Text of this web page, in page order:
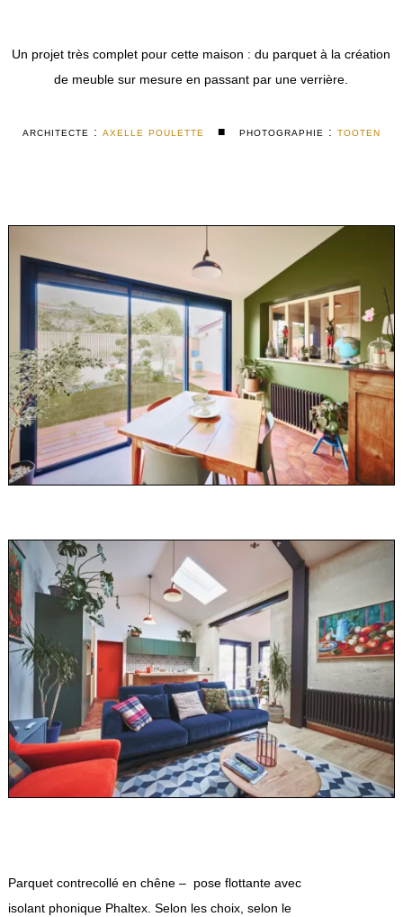
Un projet très complet pour cette maison : du parquet à la création
de meuble sur mesure en passant par une verrière.
architecte : axelle poulette ■ photographie : tooten
Parquet contrecollé en chêne – pose flottante avec
isolant phonique Phaltex. Selon les choix, selon le